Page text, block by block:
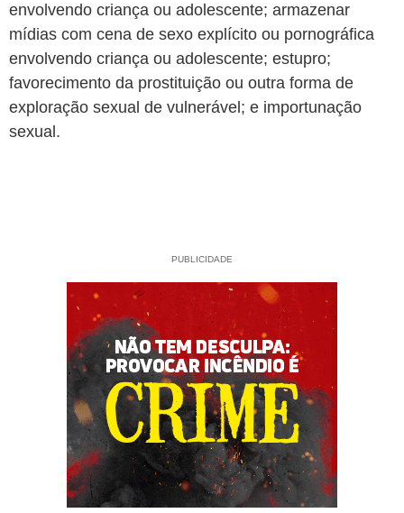
envolvendo criança ou adolescente; armazenar
mídias com cena de sexo explícito ou pornográfica
envolvendo criança ou adolescente; estupro;
favorecimento da prostituição ou outra forma de
exploração sexual de vulnerável; e importunação
sexual .
PUBLICIDADE